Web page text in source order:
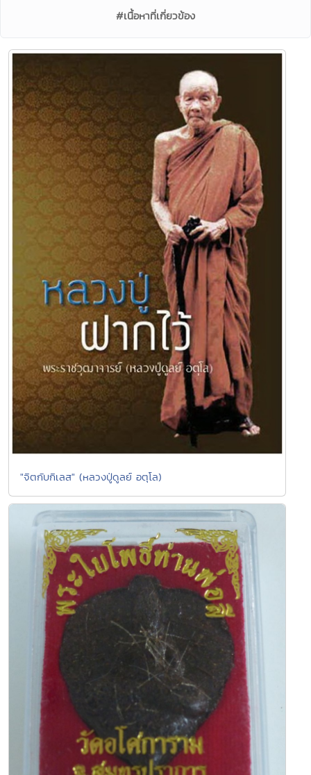
#เนื้อหาที่เกี่ยวข้อง
"จิตกับกิเลส" (หลวงปู่ดูลย์ อตุโล)